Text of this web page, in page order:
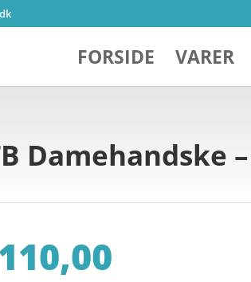
FORSIDE VARER
Damehandske
110,00